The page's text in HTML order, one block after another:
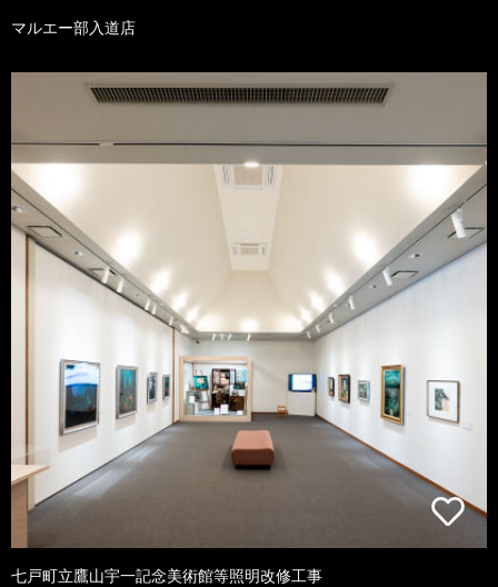
マルエー部入道店
七戸町立鷹山宇一記念美術館等照明改修工事